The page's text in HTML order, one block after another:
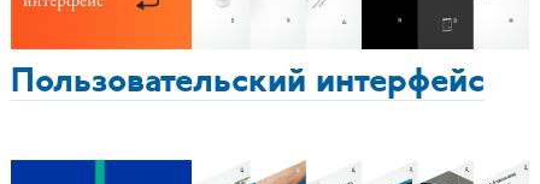
Пользовательский интерфейс